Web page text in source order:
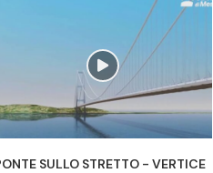
SULLO STRETTO - VERTICE